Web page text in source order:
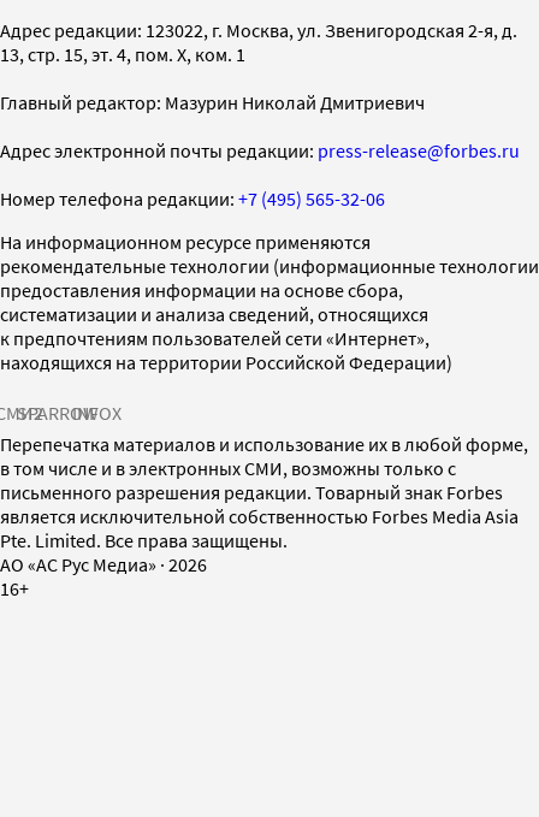
Адрес редакции: 123022, г. Москва, ул. Звенигородская 2-я, д.
13, стр. 15, эт. 4, пом. X, ком. 1
Главный редактор: Мазурин Николай Дмитриевич
Адрес электронной почты редакции: press-release@forbes.ru
Номер телефона редакции: +7 (495) 565-32-06
На информационном ресурсе применяются
рекомендательные технологии (информационные технологии
предоставления информации на основе сбора,
систематизации и анализа сведений, относящихся
к предпочтениям пользователей сети «Интернет»,
находящихся на территории Российской Федерации)
SPARROWINFOX
Перепечатка материалов и использование их в любой форме,
в том числе и в электронных СМИ, возможны только с
письменного разрешения редакции. Товарный знак Forbes
является исключительной собственностью Forbes Media Asia
Pte. Limited. Все права защищены.
AO «АС Рус Медиа» · 2026
16+